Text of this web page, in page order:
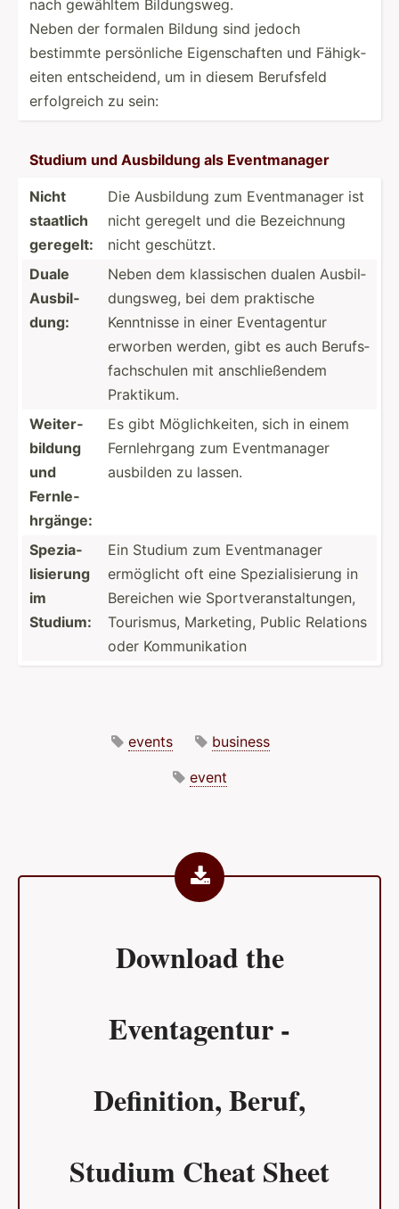
nach gewähltem Bildun­gsweg.
Neben der formalen Bildung sind jedoch
bestimmte persön­liche Eigens­chaften und Fähigk­
eiten entsch­eidend, um in diesem Berufsfeld
erfolg­reich zu sein:
Studium und Ausbildung als Eventm­anager
Nicht
staatlich
geregelt:
Die Ausbildung zum Eventm­anager ist
nicht geregelt und die Bezeic­hnung
nicht geschützt.
Duale
Ausbil­
dung:
Neben dem klassi­schen dualen Ausbil­
dun­gsweg, bei dem praktische
Kenntnisse in einer Eventa­gentur
erworben werden, gibt es auch Berufs­
fac­hsc­hulen mit anschl­ieß­endem
Praktikum.
Weiter­
bildung
und
Fernle­
hrg­änge:
Es gibt Möglic­hke­iten, sich in einem
Fernle­hrgang zum Eventm­anager
ausbilden zu lassen.
Spezia­
lis­ierung
im
Studium:
Ein Studium zum Eventm­anager
ermöglicht oft eine Spezia­lis­ierung in
Bereichen wie Sportv­era­nst­alt­ungen,
Tourismus, Marketing, Public Relations
oder Kommun­ikation
events
business
event
Download the
Eventagentur -
Definition, Beruf,
Studium Cheat Sheet